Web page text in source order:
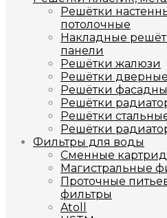
Решётки
потолочные
Накладные
панели
Решётки жалюзи
Решётки дверные
Решётки
Решётки
Решётки
Решётки
Фильтры для воды
Сменные
Магистральные
Проточные
фильтры
Atoll